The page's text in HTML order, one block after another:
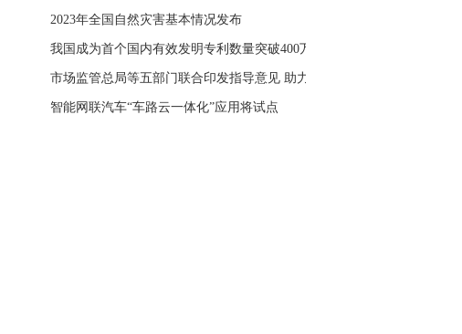
2023年全国自然灾害基本情况发布
我国成为首个国内有效发明专利数量突破400万件的国家
市场监管总局等五部门联合印发指导意见 助力产业链供应链质量联动提升
智能网联汽车“车路云一体化”应用将试点